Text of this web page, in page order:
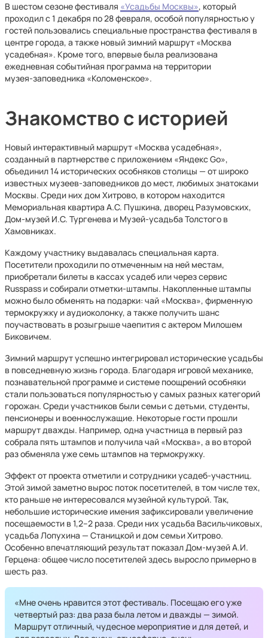
В шестом сезоне фестиваля «Усадьбы Москвы», который
проходил с 1 декабря по 28 февраля, особой популярностью у
гостей пользовались специальные пространства фестиваля в
центре города, а также новый зимний маршрут «Москва
усадебная». Кроме того, впервые была реализована
ежедневная событийная программа на территории
музея‑заповедника «Коломенское».
Знакомство с историей
Новый интерактивный маршрут «Москва усадебная»,
созданный в партнерстве с приложением «Яндекс Go»,
объединил 14 исторических особняков столицы — от широко
известных музеев‑заповедников до мест, любимых знатоками
Москвы. Среди них дом Хитрово, в котором находится
Мемориальная квартира А.С. Пушкина, дворец Разумовских,
Дом‑музей И.С. Тургенева и Музей‑усадьба Толстого в
Хамовниках.
Каждому участнику выдавалась специальная карта.
Посетители проходили по отмеченным на ней местам,
приобретали билеты в кассах усадеб или через сервис
Russpass и собирали отметки‑штампы. Накопленные штампы
можно было обменять на подарки: чай «Москва», фирменную
термокружку и аудиоколонку, а также получить шанс
поучаствовать в розыгрыше чаепития с актером Милошем
Биковичем.
Зимний маршрут успешно интегрировал исторические усадьбы
в повседневную жизнь города. Благодаря игровой механике,
познавательной программе и системе поощрений особняки
стали пользоваться популярностью у самых разных категорий
горожан. Среди участников были семьи с детьми, студенты,
пенсионеры и военнослужащие. Некоторые гости прошли
маршрут дважды. Например, одна участница в первый раз
собрала пять штампов и получила чай «Москва», а во второй
раз обменяла уже семь штампов на термокружку.
Эффект от проекта отметили и сотрудники усадеб‑участниц.
Этой зимой заметно вырос поток посетителей, в том числе тех,
кто раньше не интересовался музейной культурой. Так,
небольшие исторические имения зафиксировали увеличение
посещаемости в 1,2–2 раза. Среди них усадьба Васильчиковых,
усадьба Лопухина — Станицкой и дом семьи Хитрово.
Особенно впечатляющий результат показал Дом‑музей А.И.
Герцена: общее число посетителей здесь выросло примерно в
шесть раз.
«Мне очень нравится этот фестиваль. Посещаю его уже
четвертый раз: два раза была летом и дважды — зимой.
Маршрут отличный, чудесное мероприятие и для детей, и